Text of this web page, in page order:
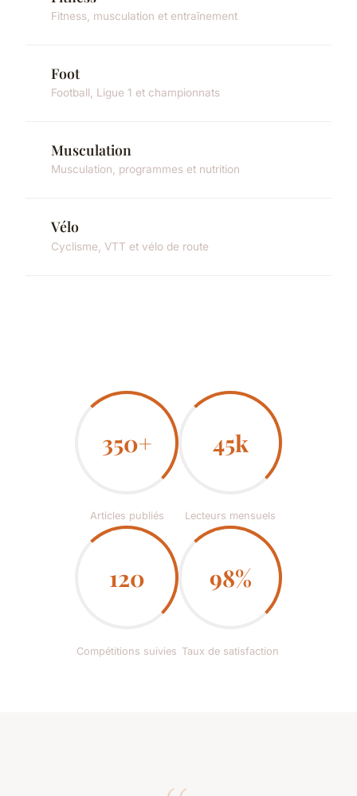
Fitness, musculation et entraînement
Foot
Football, Ligue 1 et championnats
Musculation
Musculation, programmes et nutrition
Vélo
Cyclisme, VTT et vélo de route
350+
Articles publiés
45k
Lecteurs mensuels
120
Compétitions suivies
98%
Taux de satisfaction